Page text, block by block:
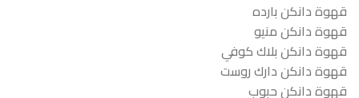
قهوة دانكن بارده
قهوة دانكن منيو
قهوة دانكن بلاك كوفي
قهوة دانكن دارك روست
قهوة دانكن حبوب